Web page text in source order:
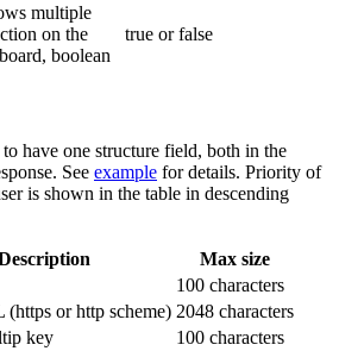
multiple
on the
boolean
true or false
have one structure field, both in the
See example for details. Priority of
is shown in the table in descending
Max size
100 characters
(https or http scheme) 2048 characters
key
100 characters